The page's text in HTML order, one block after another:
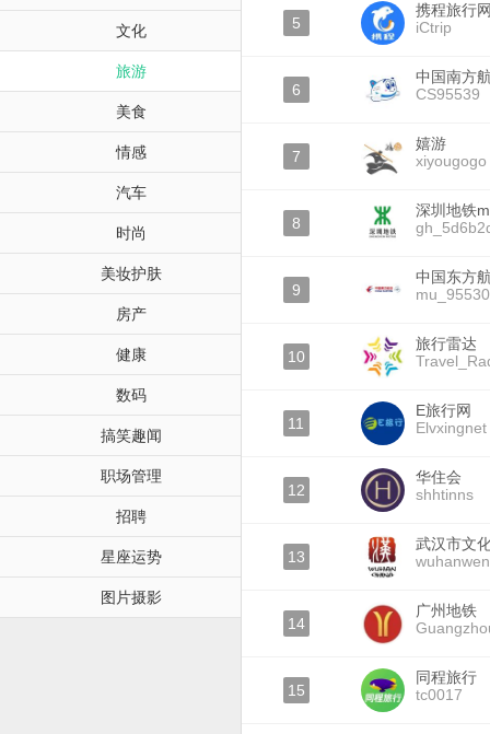
文化
旅游
美食
情感
汽车
时尚
美妆护肤
房产
健康
数码
搞笑趣闻
职场管理
招聘
星座运势
图片摄影
5
携程旅行
iCtrip
6
中国南方
CS95539
7
嬉游
xiyougogo
8
深圳地铁
9
中国东方
mu_95530
10
旅行雷达
11
E旅行网
Elvxingnet
12
华住会
shhtinns
13
武汉市文
14
广州地铁
15
同程旅行
tc0017